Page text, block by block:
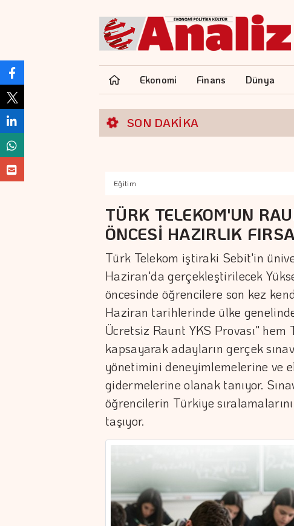
Ekonomi Finans Dünya
SON DAKİKA
Eğitim
TÜRK TELEKOM'UN
ÖNCESİ HAZIRLIK
Türk Telekom iştiraki Sebit'in
Haziran'da gerçekleştirilecek
öncesinde öğrencilere son kez
Haziran tarihlerinde ülke
Ücretsiz Raunt YKS Provası" hem
kapsayarak adayların gerçek
yönetimini deneyimlemelerine ve
gidermelerine olanak tanıyor.
öğrencilerin Türkiye
taşıyor.